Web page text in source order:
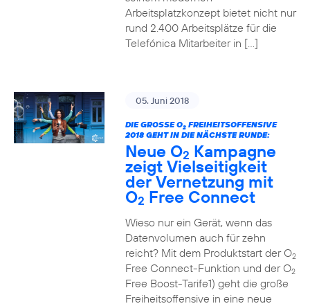
Arbeitsplatzkonzept bietet nicht nur
rund 2.400 Arbeitsplätze für die
Telefónica Mitarbeiter in […]
05. Juni 2018
DIE GROSSE O 2FREIHEITSOFFENSIVE
2018 GEHT IN DIE NÄCHSTE RUNDE:
Neue O2 Kampagne
zeigt Vielseitigkeit
der Vernetzung mit
O2 Free Connect
Wieso nur ein Gerät, wenn das
Datenvolumen auch für zehn
reicht? Mit dem Produktstart der O2
Free Connect-Funktion und der O2
Free Boost-Tarife1) geht die große
Freiheitsoffensive in eine neue